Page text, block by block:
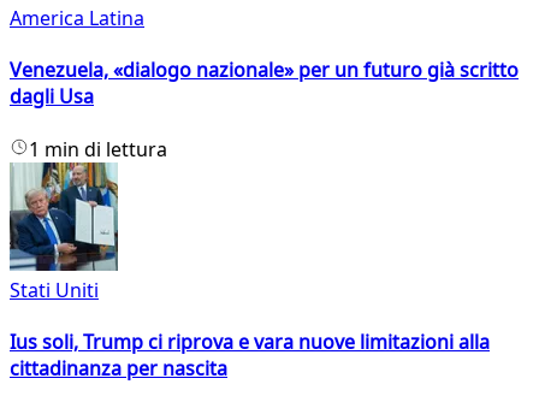
America Latina
Venezuela, «dialogo nazionale» per un futuro già scritto
dagli Usa
1 min di lettura
Stati Uniti
Ius soli, Trump ci riprova e vara nuove limitazioni alla
cittadinanza per nascita